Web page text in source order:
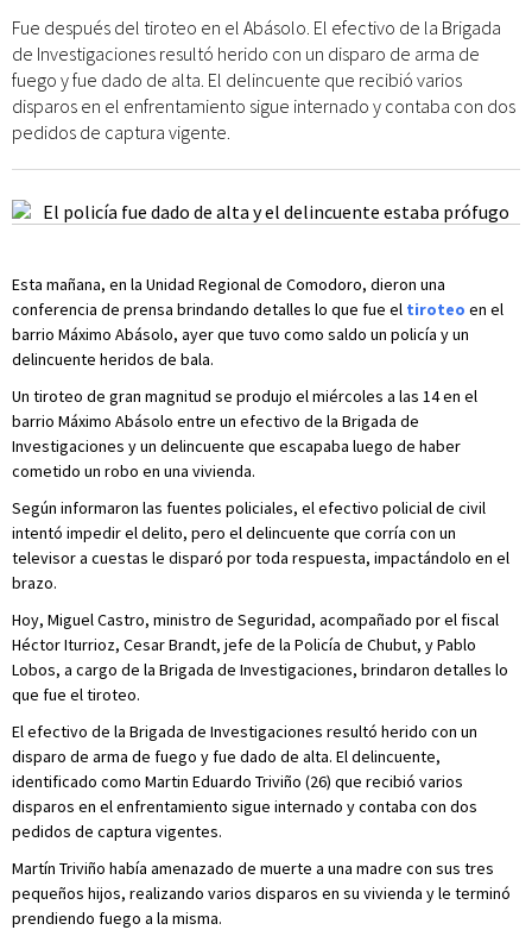
Fue después del tiroteo en el Abásolo. El efectivo de la Brigada
de Investigaciones resultó herido con un disparo de arma de
fuego y fue dado de alta. El delincuente que recibió varios
disparos en el enfrentamiento sigue internado y contaba con dos
pedidos de captura vigente.
Esta mañana, en la Unidad Regional de Comodoro, dieron una
conferencia de prensa brindando detalles lo que fue el tiroteo en el
barrio Máximo Abásolo, ayer que tuvo como saldo un policía y un
delincuente heridos de bala.
Un tiroteo de gran magnitud se produjo el miércoles a las 14 en el
barrio Máximo Abásolo entre un efectivo de la Brigada de
Investigaciones y un delincuente que escapaba luego de haber
cometido un robo en una vivienda.
Según informaron las fuentes policiales, el efectivo policial de civil
intentó impedir el delito, pero el delincuente que corría con un
televisor a cuestas le disparó por toda respuesta, impactándolo en el
brazo.
Hoy, Miguel Castro, ministro de Seguridad, acompañado por el fiscal
Héctor Iturrioz, Cesar Brandt, jefe de la Policía de Chubut, y Pablo
Lobos, a cargo de la Brigada de Investigaciones, brindaron detalles lo
que fue el tiroteo.
El efectivo de la Brigada de Investigaciones resultó herido con un
disparo de arma de fuego y fue dado de alta. El delincuente,
identificado como Martin Eduardo Triviño (26) que recibió varios
disparos en el enfrentamiento sigue internado y contaba con dos
pedidos de captura vigentes.
Martín Triviño había amenazado de muerte a una madre con sus tres
pequeños hijos, realizando varios disparos en su vivienda y le terminó
prendiendo fuego a la misma.